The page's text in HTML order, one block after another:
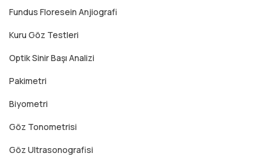
Fundus Floresein Anjiografi
Kuru Göz Testleri
Optik Sinir Başı Analizi
Pakimetri
Biyometri
Göz Tonometrisi
Göz Ultrasonografisi